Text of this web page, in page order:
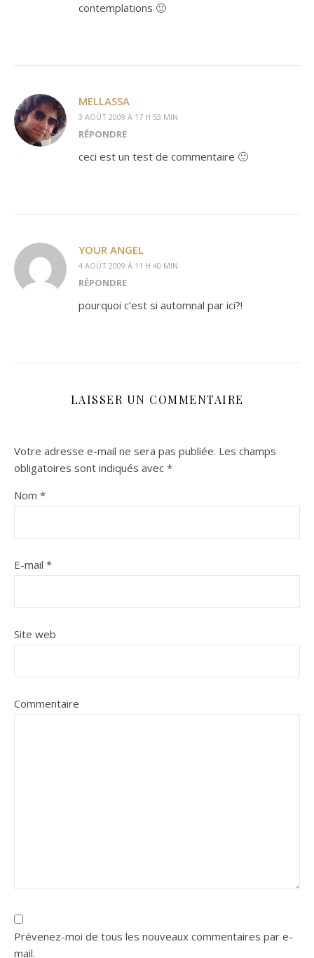
contemplations 🙂
MELLASSA
3 AOÛT 2009 À 17 H 53 MIN
RÉPONDRE
ceci est un test de commentaire 🙂
YOUR ANGEL
4 AOÛT 2009 À 11 H 40 MIN
RÉPONDRE
pourquoi c’est si automnal par ici?!
LAISSER UN COMMENTAIRE
Votre adresse e-mail ne sera pas publiée. Les champs
obligatoires sont indiqués avec *
Nom *
E-mail *
Site web
Commentaire
Prévenez-moi de tous les nouveaux commentaires par e-
mail.